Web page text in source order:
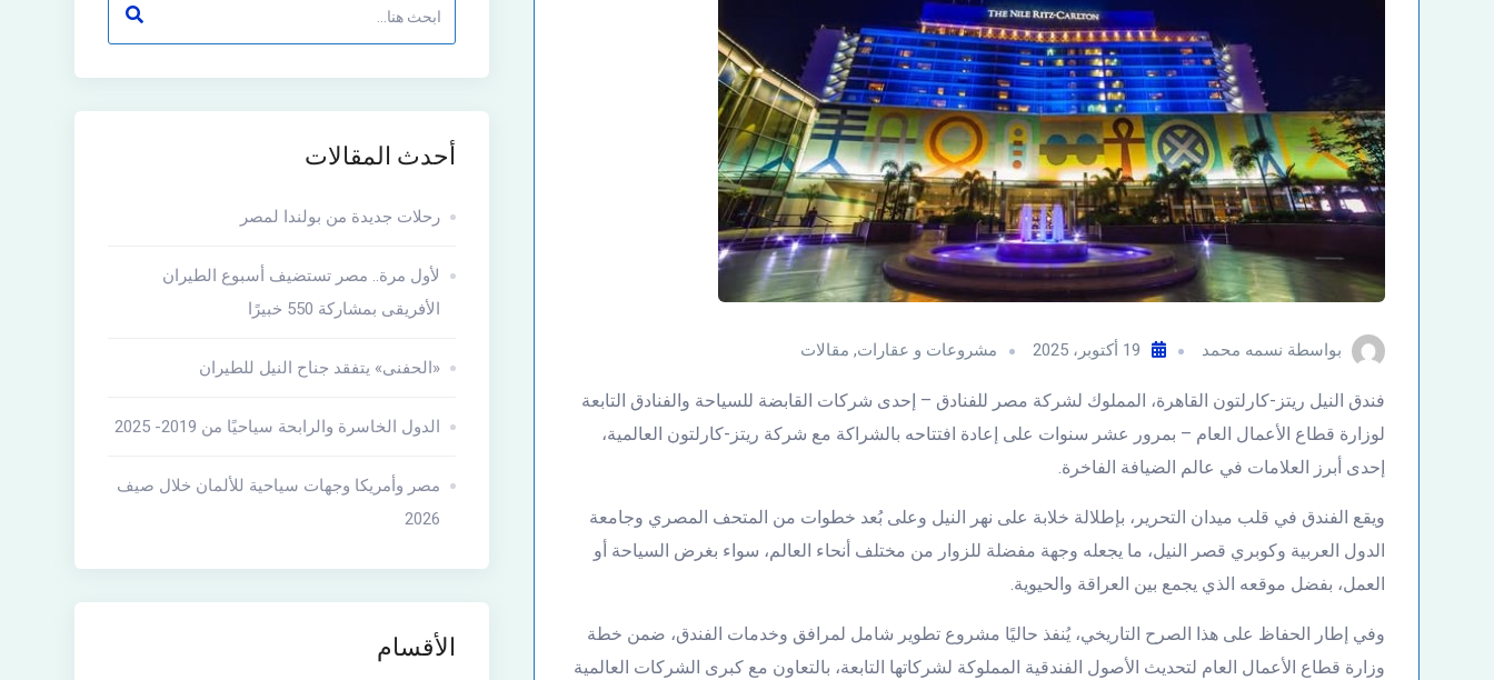
بواسطة نسمه محمد 19 أكتوبر، 2025 مشروعات و عقارات, مقالات
فندق النيل ريتز-كارلتون القاهرة، المملوك لشركة مصر للفنادق – إحدى شركات القابضة للسياحة والفنادق التابعة
لوزارة قطاع الأعمال العام – بمرور عشر سنوات على إعادة افتتاحه بالشراكة مع شركة ريتز-كارلتون العالمية،
إحدى أبرز العلامات في عالم الضيافة الفاخرة.
ويقع الفندق في قلب ميدان التحرير، بإطلالة خلابة على نهر النيل وعلى بُعد خطوات من المتحف المصري وجامعة
الدول العربية وكوبري قصر النيل، ما يجعله وجهة مفضلة للزوار من مختلف أنحاء العالم، سواء بغرض السياحة أو
العمل، بفضل موقعه الذي يجمع بين العراقة والحيوية.
وفي إطار الحفاظ على هذا الصرح التاريخي، يُنفذ حاليًا مشروع تطوير شامل لمرافق وخدمات الفندق، ضمن خطة
وزارة قطاع الأعمال العام لتحديث الأصول الفندقية المملوكة لشركاتها التابعة، بالتعاون مع كبرى الشركات العالمية
أحدث المقالات
رحلات جديدة من بولندا لمصر
لأول مرة.. مصر تستضيف أسبوع الطيران
الأفريقى بمشاركة 550 خبيرًا
«الحفنى» يتفقد جناح النيل للطيران
الدول الخاسرة والرابحة سياحيًا من 2019- 2025
مصر وأمريكا وجهات سياحية للألمان خلال صيف
2026
الأقسام